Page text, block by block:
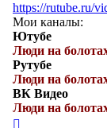
https://rutube.ru/
Мои каналы:
Ютубе
Люди на
Рутубе
Люди на
ВК Видео
Люди на